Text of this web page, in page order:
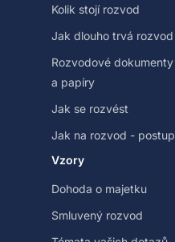
Kolik stojí rozvod
Jak dlouho trvá rozvod
Rozvodové dokumenty
a papíry
Jak se rozvést
Jak na rozvod - postup
Vzory
Dohoda o majetku
Smluvený rozvod